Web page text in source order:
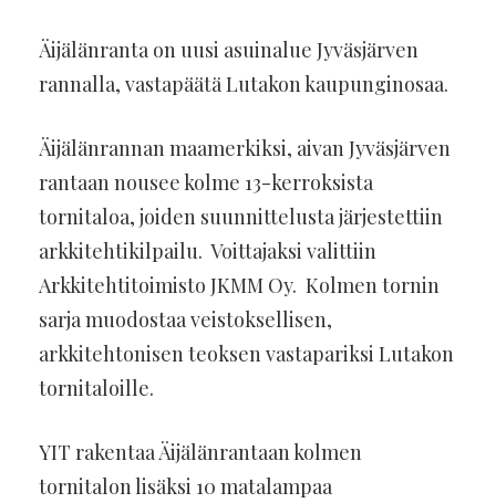
Äijälänranta on uusi asuinalue Jyväsjärven
rannalla, vastapäätä Lutakon kaupunginosaa.
Äijälänrannan maamerkiksi, aivan Jyväsjärven
rantaan nousee kolme 13-kerroksista
tornitaloa, joiden suunnittelusta järjestettiin
arkkitehtikilpailu. Voittajaksi valittiin
Arkkitehtitoimisto JKMM Oy. Kolmen tornin
sarja muodostaa veistoksellisen,
arkkitehtonisen teoksen vastapariksi Lutakon
tornitaloille.
YIT rakentaa Äijälänrantaan kolmen
tornitalon lisäksi 10 matalampaa